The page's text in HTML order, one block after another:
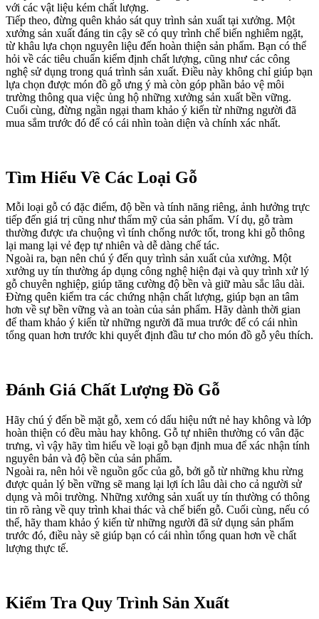
với các vật liệu kém chất lượng.
Tiếp theo, đừng quên khảo sát quy trình sản xuất tại xưởng. Một
xưởng sản xuất đáng tin cậy sẽ có quy trình chế biến nghiêm ngặt,
từ khâu lựa chọn nguyên liệu đến hoàn thiện sản phẩm. Bạn có thể
hỏi về các tiêu chuẩn kiểm định chất lượng, cũng như các công
nghệ sử dụng trong quá trình sản xuất. Điều này không chỉ giúp bạn
lựa chọn được món đồ gỗ ưng ý mà còn góp phần bảo vệ môi
trường thông qua việc ủng hộ những xưởng sản xuất bền vững.
Cuối cùng, đừng ngần ngại tham khảo ý kiến từ những người đã
mua sắm trước đó để có cái nhìn toàn diện và chính xác nhất.
Tìm Hiểu Về Các Loại Gỗ
Mỗi loại gỗ có đặc điểm, độ bền và tính năng riêng, ảnh hưởng trực
tiếp đến giá trị cũng như thẩm mỹ của sản phẩm. Ví dụ, gỗ tràm
thường được ưa chuộng vì tính chống nước tốt, trong khi gỗ thông
lại mang lại vẻ đẹp tự nhiên và dễ dàng chế tác.
Ngoài ra, bạn nên chú ý đến quy trình sản xuất của xưởng. Một
xưởng uy tín thường áp dụng công nghệ hiện đại và quy trình xử lý
gỗ chuyên nghiệp, giúp tăng cường độ bền và giữ màu sắc lâu dài.
Đừng quên kiểm tra các chứng nhận chất lượng, giúp bạn an tâm
hơn về sự bền vững và an toàn của sản phẩm. Hãy dành thời gian
để tham khảo ý kiến từ những người đã mua trước để có cái nhìn
tổng quan hơn trước khi quyết định đầu tư cho món đồ gỗ yêu thích.
Đánh Giá Chất Lượng Đồ Gỗ
Hãy chú ý đến bề mặt gỗ, xem có dấu hiệu nứt nẻ hay không và lớp
hoàn thiện có đều màu hay không. Gỗ tự nhiên thường có vân đặc
trưng, vì vậy hãy tìm hiểu về loại gỗ bạn định mua để xác nhận tính
nguyên bản và độ bền của sản phẩm.
Ngoài ra, nên hỏi về nguồn gốc của gỗ, bởi gỗ từ những khu rừng
được quản lý bền vững sẽ mang lại lợi ích lâu dài cho cả người sử
dụng và môi trường. Những xưởng sản xuất uy tín thường có thông
tin rõ ràng về quy trình khai thác và chế biến gỗ. Cuối cùng, nếu có
thể, hãy tham khảo ý kiến từ những người đã sử dụng sản phẩm
trước đó, điều này sẽ giúp bạn có cái nhìn tổng quan hơn về chất
lượng thực tế.
Kiểm Tra Quy Trình Sản Xuất